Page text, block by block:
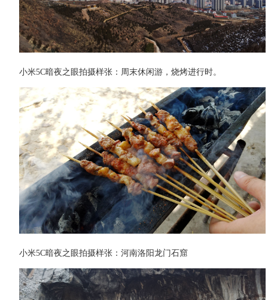
小米5C暗夜之眼拍摄样张：周末休闲游，烧烤进行时。
小米5C暗夜之眼拍摄样张：河南洛阳龙门石窟